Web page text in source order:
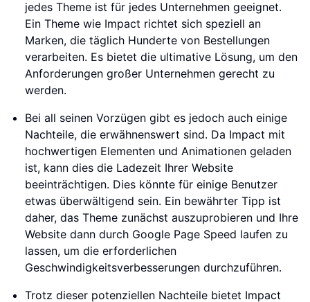
jedes Theme ist für jedes Unternehmen geeignet.
Ein Theme wie Impact richtet sich speziell an
Marken, die täglich Hunderte von Bestellungen
verarbeiten. Es bietet die ultimative Lösung, um den
Anforderungen großer Unternehmen gerecht zu
werden.
Bei all seinen Vorzügen gibt es jedoch auch einige
Nachteile, die erwähnenswert sind. Da Impact mit
hochwertigen Elementen und Animationen geladen
ist, kann dies die Ladezeit Ihrer Website
beeinträchtigen. Dies könnte für einige Benutzer
etwas überwältigend sein. Ein bewährter Tipp ist
daher, das Theme zunächst auszuprobieren und Ihre
Website dann durch Google Page Speed laufen zu
lassen, um die erforderlichen
Geschwindigkeitsverbesserungen durchzuführen.
Trotz dieser potenziellen Nachteile bietet Impact